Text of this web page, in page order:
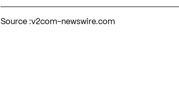
Source :v2com-newswire.com